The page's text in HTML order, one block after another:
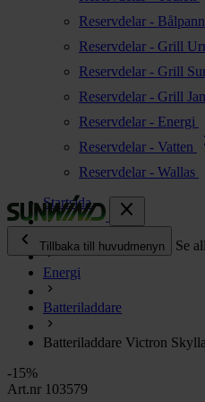
Reservdelar -
Reservdelar - Grill
Reservdelar - Grill
Reservdelar - Grill
Reservdelar - Energi
Reservdelar - Vatten
Reservdelar - Wallas
close
chevron_left
Tillbaka till huvudmenyn Se
Energi
Kök & Gasol chevron_right
Värme chevron_right
Startsida
Energi
Batteriladdare
Batteriladdare Victron
-15%
Art.nr 103579